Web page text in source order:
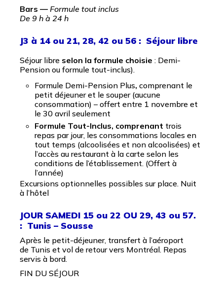
Bars — Formule tout inclus
De 9 h à 24 h
J3 à 14 ou 21, 28, 42 ou 56 : Séjour libre
Séjour libre selon la formule choisie : Demi-
Pension ou formule tout-inclus).
Formule Demi-Pension Plus, comprenant le
petit déjeuner et le souper (aucune
consommation) – offert entre 1 novembre et
le 30 avril seulement
Formule Tout-Inclus, comprenant trois
repas par jour, les consommations locales en
tout temps (alcoolisées et non alcoolisées) et
l’accès au restaurant à la carte selon les
conditions de l’établissement. (Offert à
l’année)
Excursions optionnelles possibles sur place. Nuit
à l’hôtel
JOUR SAMEDI 15 ou 22 OU 29, 43 ou 57.
: Tunis – Sousse
Après le petit-déjeuner, transfert à l’aéroport
de Tunis et vol de retour vers Montréal. Repas
servis à bord.
FIN DU SÉJOUR